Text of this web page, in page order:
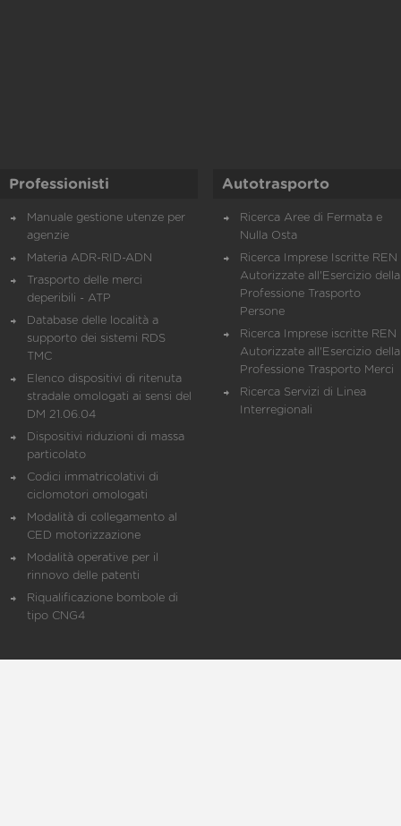
Professionisti
Manuale gestione utenze per
agenzie
Materia ADR-RID-ADN
Trasporto delle merci
deperibili - ATP
Database delle località a
supporto dei sistemi RDS
TMC
Elenco dispositivi di ritenuta
stradale omologati ai sensi del
DM 21.06.04
Dispositivi riduzioni di massa
particolato
Codici immatricolativi di
ciclomotori omologati
Modalità di collegamento al
CED motorizzazione
Modalità operative per il
rinnovo delle patenti
Riqualificazione bombole di
tipo CNG4
Autotrasporto
Ricerca Aree di Fermata e
Nulla Osta
Ricerca Imprese Iscritte REN
Autorizzate all'Esercizio della
Professione Trasporto
Persone
Ricerca Imprese iscritte REN
Autorizzate all'Esercizio della
Professione Trasporto Merci
Ricerca Servizi di Linea
Interregionali